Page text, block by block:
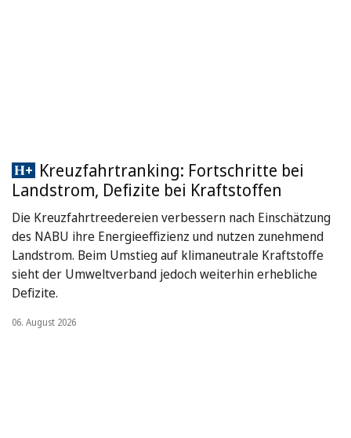
Kreuzfahrtranking: Fortschritte bei
Landstrom, Defizite bei Kraftstoffen
Die Kreuzfahrtreedereien verbessern nach Einschätzung
des NABU ihre Energieeffizienz und nutzen zunehmend
Landstrom. Beim Umstieg auf klimaneutrale Kraftstoffe
sieht der Umweltverband jedoch weiterhin erhebliche
Defizite.
06. August 2026